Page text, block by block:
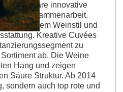
und klare innovative
der Zusammenarbeit.
modernem Weinstil und
Kreative Cuvées
zu
ab. Die Weine
Hang und zeigen
Säure Struktur. Ab 2014
sondern auch top rote und